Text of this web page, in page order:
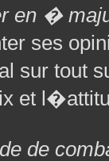
en �
ses
sur tout
et
de